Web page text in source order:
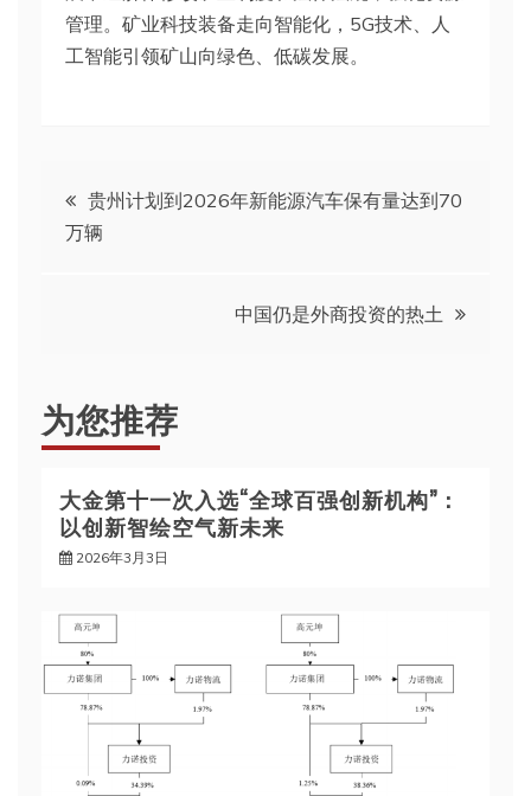
管理。矿业科技装备走向智能化，5G技术、人
工智能引领矿山向绿色、低碳发展。
文
章
贵州计划到2026年新能源汽车保有量达到70
万辆
中国仍是外商投资的热土
为您推荐
大金第十一次入选“全球百强创新机构”：
以创新智绘空气新未来
2026年3月3日